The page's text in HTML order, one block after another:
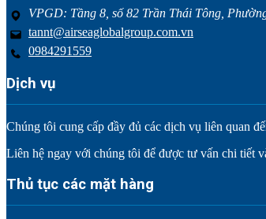
VPGD: Tầng 8, số 82 Trần Thái Tông,
tannt@airseaglobalgroup.com.vn
0984291559
Dịch vụ
Chúng tôi cung cấp đầy đủ các dịch vụ liên quan
Liên hệ ngay với chúng tôi để được tư vấn chi tiết
Thủ tục các mặt hàng